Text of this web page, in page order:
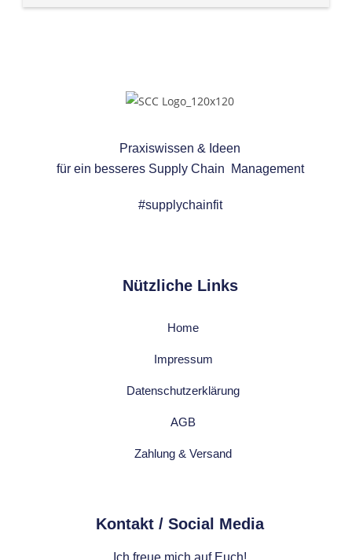
Praxiswissen & Ideen
für ein besseres Supply Chain Management
#supplychainfit
Nützliche Links
Home
Impressum
Datenschutzerklärung
AGB
Zahlung & Versand
Kontakt / Social Media​